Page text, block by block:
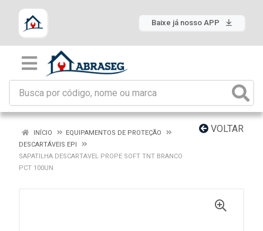
Baixe já nosso APP
VOLTAR
INÍCIO
EQUIPAMENTOS DE PROTEÇÃO
DESCARTÁVEIS EPI
SAPATILHA DESCARTAVEL PROPE SOFT TNT BRANCO
PCT 100UN